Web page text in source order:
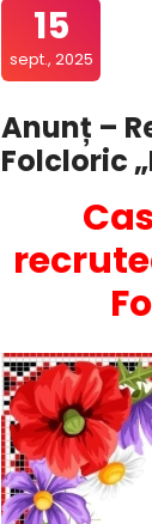
15
sept., 2025
Anunț –
Folcloric